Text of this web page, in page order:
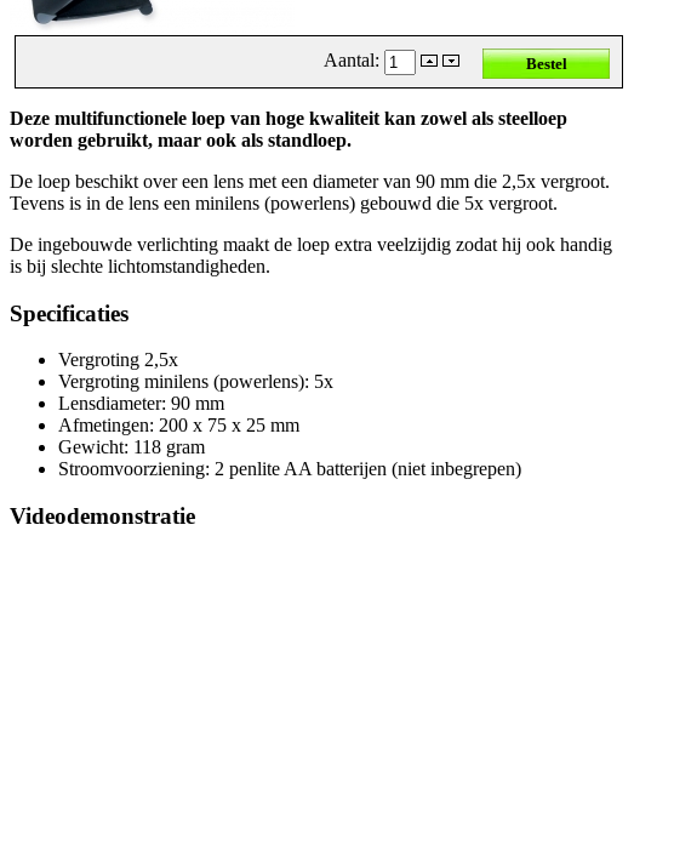
Aantal:
Deze multifunctionele loep van hoge kwaliteit kan zowel als steelloep
worden gebruikt, maar ook als standloep.
De loep beschikt over een lens met een diameter van 90 mm die 2,5x vergroot.
Tevens is in de lens een minilens (powerlens) gebouwd die 5x vergroot.
De ingebouwde verlichting maakt de loep extra veelzijdig zodat hij ook handig
is bij slechte lichtomstandigheden.
Specificaties
Vergroting 2,5x
Vergroting minilens (powerlens): 5x
Lensdiameter: 90 mm
Afmetingen: 200 x 75 x 25 mm
Gewicht: 118 gram
Stroomvoorziening: 2 penlite AA batterijen (niet inbegrepen)
Videodemonstratie